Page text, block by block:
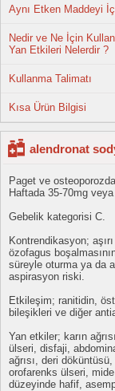
Aynı Etken Maddeyi
Nedir ve Ne İçin
Yan Etkileri Nelerdir ?
Kullanma Talimatı
Kısa Ürün Bilgisi
alendronat
Paget ve
Haftada 35-70mg
Gebelik kategorisi C.
Kontrendikasyon;
özofagus
süreyle oturma ya da
aspirasyon riski.
Etkileşim; ranitidin,
bileşikleri ve diğer
Yan etkiler; karın
ülseri, disfaji,
ağrısı, deri
orofarenks ülseri,
düzeyinde hafif,